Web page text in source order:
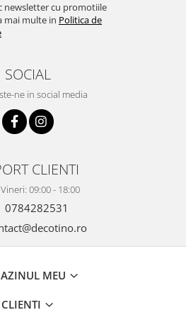
newsletter cu promotiile
mai multe in Politica de
SOCIAL
ne in social media
CLIENTI
09:00 - 18:00
0784282531
MEU
CLIENTI